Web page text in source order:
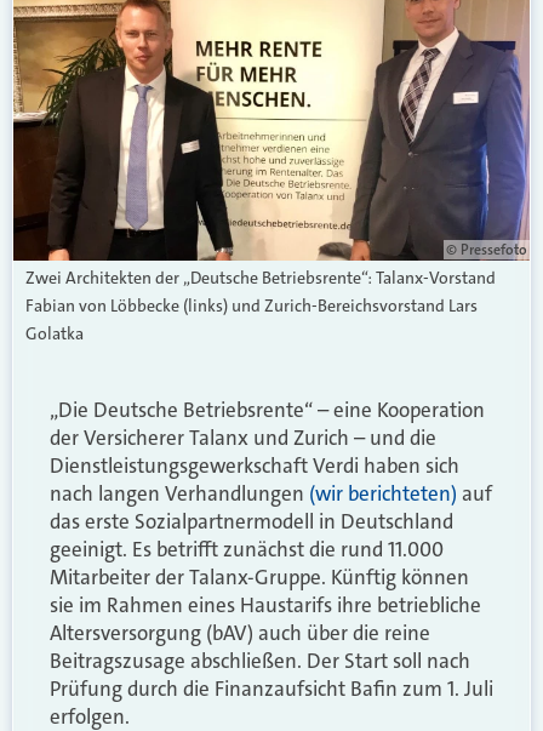
© Pressefoto
Zwei Architekten der „Deutsche Betriebsrente“: Talanx-Vorstand
Fabian von Löbbecke (links) und Zurich-Bereichsvorstand Lars
Golatka
„Die Deutsche Betriebsrente“ – eine Kooperation
der Versicherer Talanx und Zurich – und die
Dienstleistungsgewerkschaft Verdi haben sich
nach langen Verhandlungen (wir berichteten) auf
das erste Sozialpartnermodell in Deutschland
geeinigt. Es betrifft zunächst die rund 11.000
Mitarbeiter der Talanx-Gruppe. Künftig können
sie im Rahmen eines Haustarifs ihre betriebliche
Altersversorgung (bAV) auch über die reine
Beitragszusage abschließen. Der Start soll nach
Prüfung durch die Finanzaufsicht Bafin zum 1. Juli
erfolgen.